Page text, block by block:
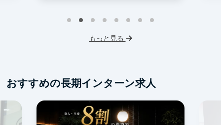
もっと見る
おすすめの長期インターン求人